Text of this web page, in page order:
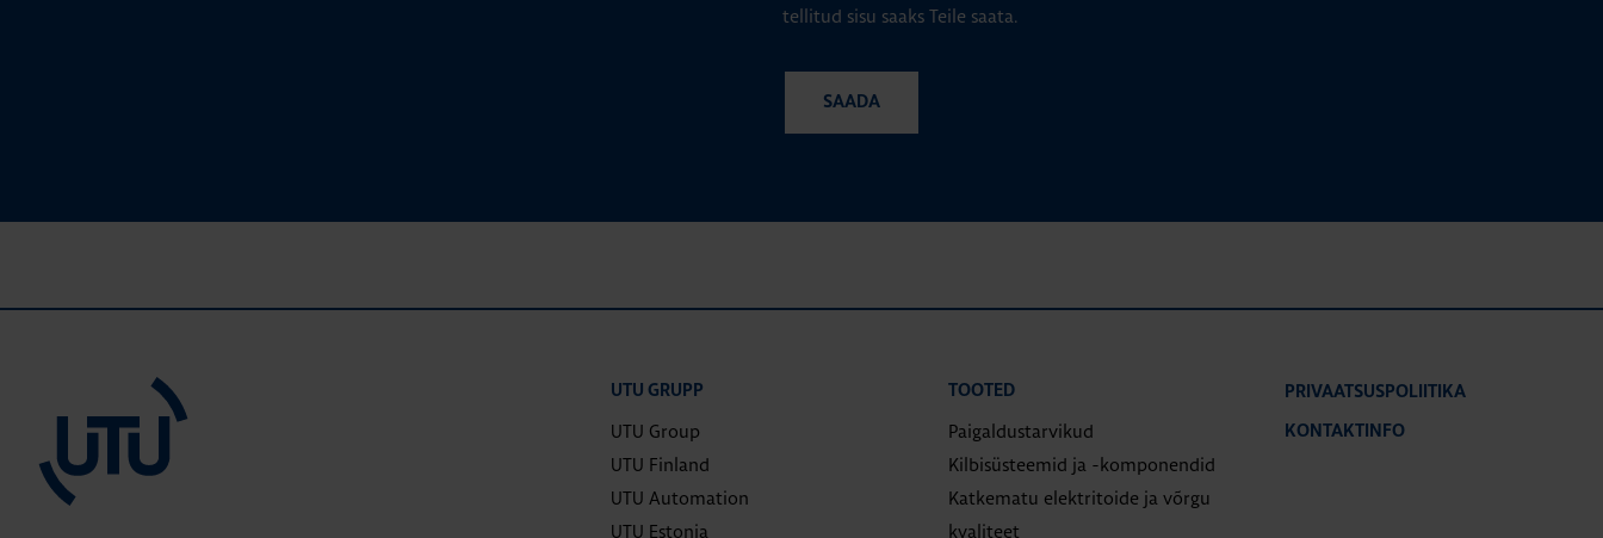
tellitud sisu saaks Teile saata.
UTU GRUPP
UTU Group
UTU Finland
UTU Automation
UTU Estonia
TOOTED
Paigaldustarvikud
Kilbisüsteemid ja -komponendid
Katkematu elektritoide ja võrgu
kvaliteet
PRIVAATSUSPOLIITIKA
KONTAKTINFO